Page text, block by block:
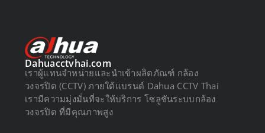
Dahuacctvhai.com
เราผู้แทนจำหน่ายและนำเข้าผลิตภัณฑ์ กล้อง
วงจรปิด (CCTV) ภายใต้แบรนด์ Dahua CCTV Thai
เรามีความมุ่งมั่นที่จะให้บริการ โซลูชันระบบกล้อง
วงจรปิด ที่มีคุณภาพสูง